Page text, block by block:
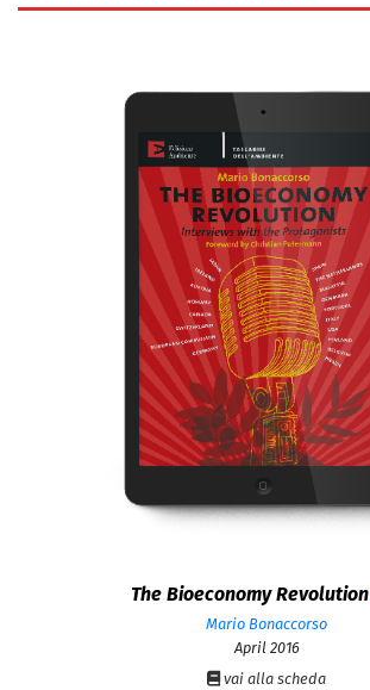
The Bioeconomy Revolution
Mario Bonaccorso
April 2016
vai alla scheda